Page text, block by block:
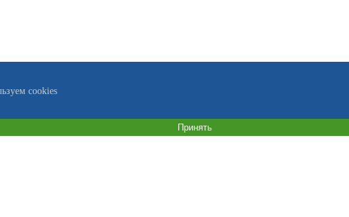
cookies
Принять